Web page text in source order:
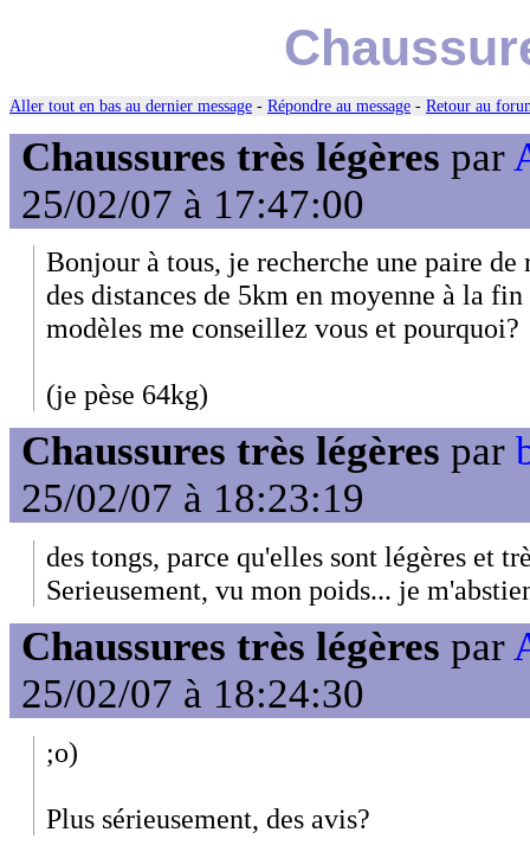
Aller tout en bas au dernier message - Répondre au message - Retour au
Chaussures très légères par
25/02/07 à 17:47:00
Bonjour à tous, je recherche une paire de
des distances de 5km en moyenne à la
modèles me conseillez vous et pourquoi?
(je pèse 64kg)
Chaussures très légères par
25/02/07 à 18:23:19
des tongs, parce qu'elles sont légères et
Serieusement, vu mon poids... je
Chaussures très légères par
25/02/07 à 18:24:30
;o)
Plus sérieusement, des avis?